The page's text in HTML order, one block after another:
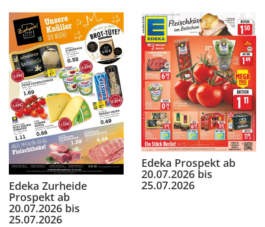
Edeka Zurheide
Prospekt ab
20.07.2026 bis
25.07.2026
Edeka Prospekt ab
20.07.2026 bis
25.07.2026